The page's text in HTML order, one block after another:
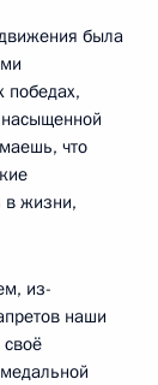
была
победах,
что
в жизни,
из-
наши